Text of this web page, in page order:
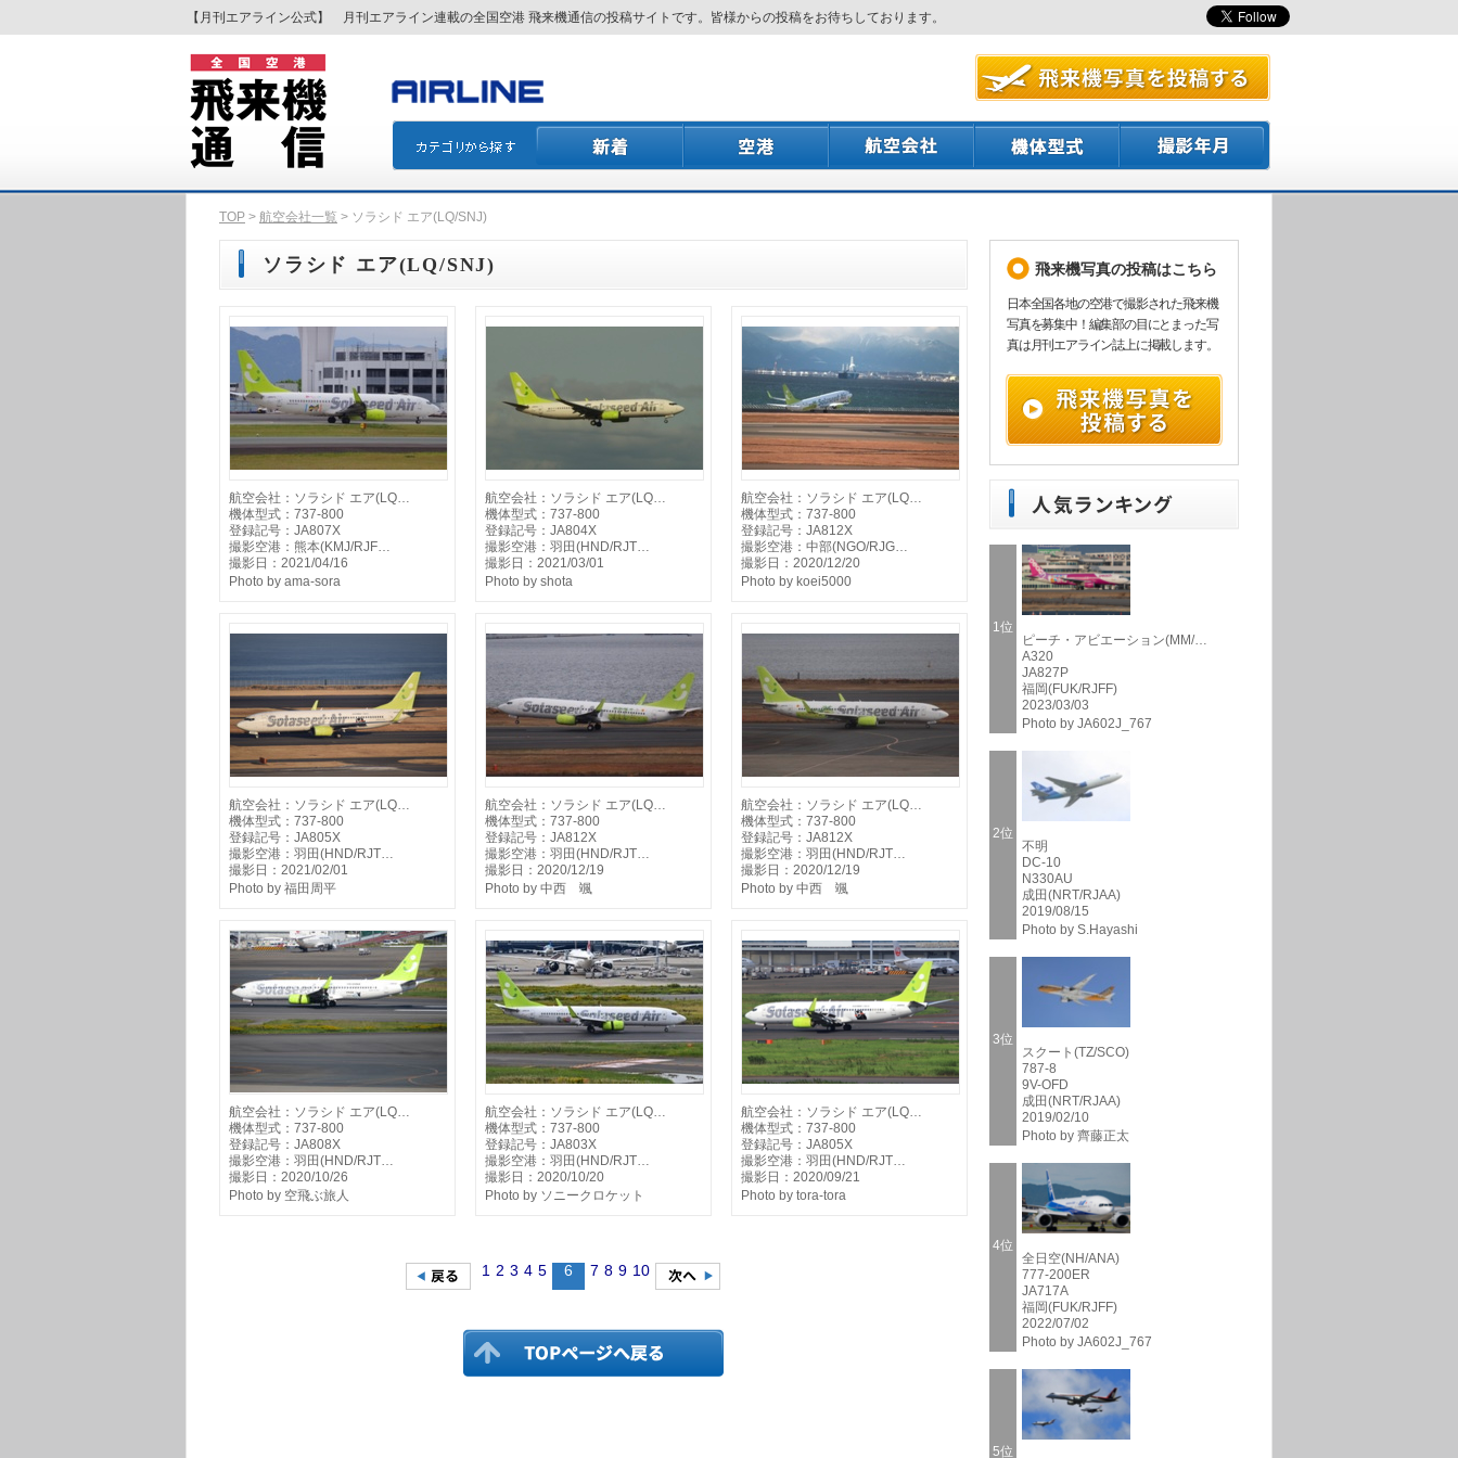
【月刊エアライン公式】 月刊エアライン連載の全国空港 飛来機通信の投稿サイトです。皆様からの投稿をお待ちしております。
TOP > 航空会社一覧 > ソラシド エア(LQ/SNJ)
ソラシド エア(LQ/SNJ)
航空会社：ソラシド エア(LQ…
機体型式：737-800
登録記号：JA807X
撮影空港：熊本(KMJ/RJF…
撮影日：2021/04/16
Photo by ama-sora
航空会社：ソラシド エア(LQ…
機体型式：737-800
登録記号：JA804X
撮影空港：羽田(HND/RJT…
撮影日：2021/03/01
Photo by shota
航空会社：ソラシド エア(LQ…
機体型式：737-800
登録記号：JA812X
撮影空港：中部(NGO/RJG…
撮影日：2020/12/20
Photo by koei5000
航空会社：ソラシド エア(LQ…
機体型式：737-800
登録記号：JA805X
撮影空港：羽田(HND/RJT…
撮影日：2021/02/01
Photo by 福田周平
航空会社：ソラシド エア(LQ…
機体型式：737-800
登録記号：JA812X
撮影空港：羽田(HND/RJT…
撮影日：2020/12/19
Photo by 中西 颯
航空会社：ソラシド エア(LQ…
機体型式：737-800
登録記号：JA812X
撮影空港：羽田(HND/RJT…
撮影日：2020/12/19
Photo by 中西 颯
航空会社：ソラシド エア(LQ…
機体型式：737-800
登録記号：JA808X
撮影空港：羽田(HND/RJT…
撮影日：2020/10/26
Photo by 空飛ぶ旅人
航空会社：ソラシド エア(LQ…
機体型式：737-800
登録記号：JA803X
撮影空港：羽田(HND/RJT…
撮影日：2020/10/20
Photo by ソニークロケット
航空会社：ソラシド エア(LQ…
機体型式：737-800
登録記号：JA805X
撮影空港：羽田(HND/RJT…
撮影日：2020/09/21
Photo by tora-tora
1 2 3 4 5 6 7 8 9 10
飛来機写真の投稿はこちら
日本全国各地の空港で撮影された飛来機
写真を募集中！編集部の目にとまった写
真は月刊エアライン誌上に掲載します。
1位
ピーチ・アビエーション(MM/…
A320
JA827P
福岡(FUK/RJFF)
2023/03/03
Photo by JA602J_767
2位
不明
DC-10
N330AU
成田(NRT/RJAA)
2019/08/15
Photo by S.Hayashi
3位
スクート(TZ/SCO)
787-8
9V-OFD
成田(NRT/RJAA)
2019/02/10
Photo by 齊藤正太
4位
全日空(NH/ANA)
777-200ER
JA717A
福岡(FUK/RJFF)
2022/07/02
Photo by JA602J_767
5位